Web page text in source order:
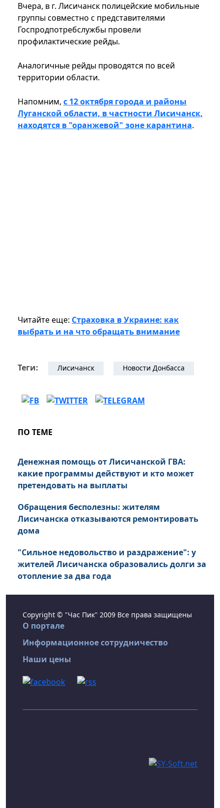
Вчера, в г. Лисичанск полицейские мобильные
группы совместно с представителями
Госпродпотребслужбы провели
профилактические рейды.
Аналогичные рейды проводятся по всей
территории области.
Напомним, с 12 октября города и районы
Луганской области, в частности Лисичанск,
находятся в "оранжевой" зоне карантина.
Читайте еще: Страховка в Украине: как
выбрать и на что обращать внимание
Теги: Лисичанск Новости Донбасса
ПО ТЕМЕ
Денежная помощь от Лисичанской ГВА:
какие программы действуют и кто может
претендовать на выплаты
Обращения бесполезны: жителям
Лисичанска отказываются ремонтировать
дома
"Сильное недовольство и раздражение": у
жителей Лисичанска образовались долги за
отопление за два года
Copyright © "Час Пик" 2009 Все права защищены
О портале
Информационное сотрудничество
Наши цены